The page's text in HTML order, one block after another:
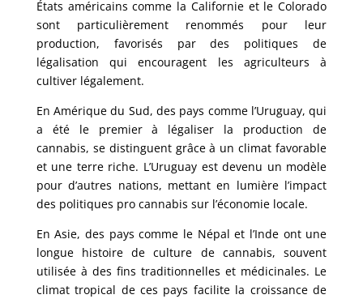
États américains comme la Californie et le Colorado
sont particulièrement renommés pour leur
production, favorisés par des politiques de
légalisation qui encouragent les agriculteurs à
cultiver légalement.
En Amérique du Sud, des pays comme l’Uruguay, qui
a été le premier à légaliser la production de
cannabis, se distinguent grâce à un climat favorable
et une terre riche. L’Uruguay est devenu un modèle
pour d’autres nations, mettant en lumière l’impact
des politiques pro cannabis sur l’économie locale.
En Asie, des pays comme le Népal et l’Inde ont une
longue histoire de culture de cannabis, souvent
utilisée à des fins traditionnelles et médicinales. Le
climat tropical de ces pays facilite la croissance de